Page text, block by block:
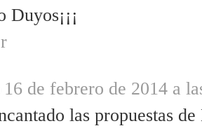
Duyos¡¡¡
16 de febrero de 2014 a
las propuestas